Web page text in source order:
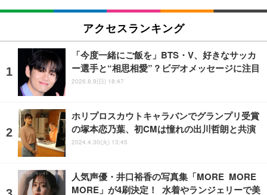
アクセスランキング
「今度一緒にご飯を」BTS・V、好きなサッカ
ー選手と“相思相愛”？ビデオメッセージに注目
2026.8.9(日) 18:47
ホリプロスカウトキャラバンでグランプリ受賞
の塚本恋乃葉、初CMは憧れの出川哲朗と共演
2024.4.30(火) 13:45
人気声優・井口裕香の写真集「MORE MORE
MORE」が4刷決定！ 水着やランジェリーで美